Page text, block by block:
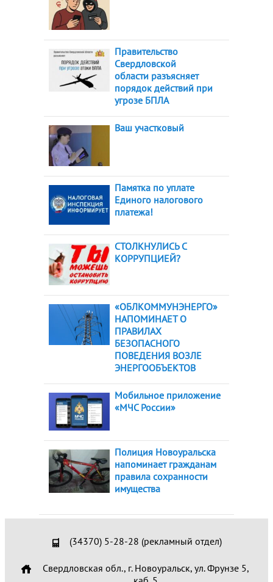
Правительство
Свердловской
области разъясняет
порядок действий при
угрозе БПЛА
Ваш участковый
Памятка по уплате
Единого налогового
платежа!
СТОЛКНУЛИСЬ С
КОРРУПЦИЕЙ?
«ОБЛКОММУНЭНЕРГО»
НАПОМИНАЕТ О
ПРАВИЛАХ
БЕЗОПАСНОГО
ПОВЕДЕНИЯ ВОЗЛЕ
ЭНЕРГООБЪЕКТОВ
Мобильное приложение
«МЧС России»
Полиция Новоуральска
напоминает гражданам
правила сохранности
имущества
(34370) 5-28-28 (рекламный отдел)
Свердловская обл., г. Новоуральск, ул. Фрунзе 5,